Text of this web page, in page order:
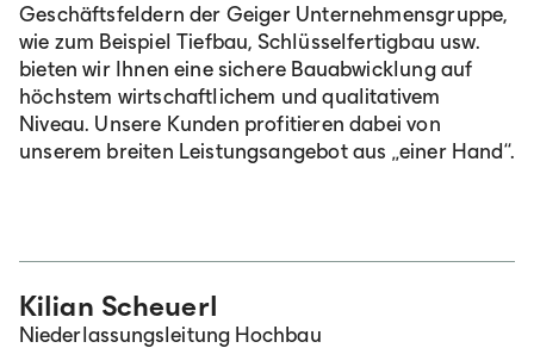
Kilian Scheuerl
Niederlassungsleitung Hochbau
Geschäftsfeldern der Geiger Unternehmensgruppe,
wie zum Beispiel Tiefbau, Schlüsselfertigbau usw.
bieten wir Ihnen eine sichere Bauabwicklung auf
höchstem wirtschaftlichem und qualitativem
Niveau. Unsere Kunden profitieren dabei von
unserem breiten Leistungsangebot aus „einer Hand“.